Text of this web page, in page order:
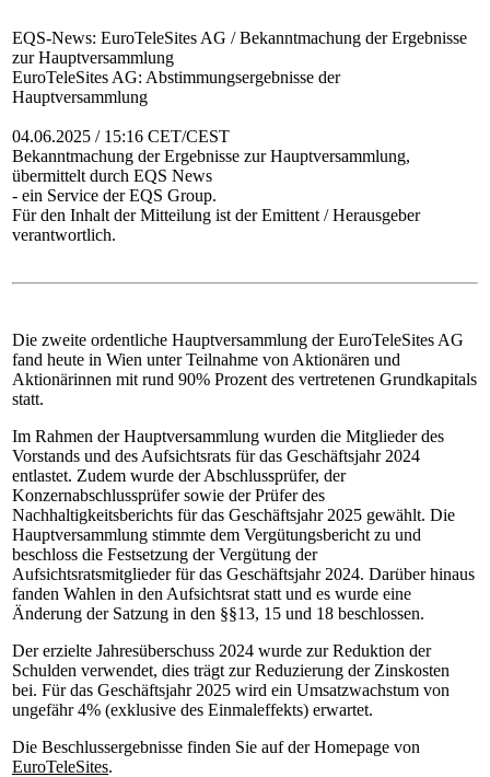
EQS-News: EuroTeleSites AG / Bekanntmachung der Ergebnisse
zur Hauptversammlung
EuroTeleSites AG: Abstimmungsergebnisse der
Hauptversammlung
04.06.2025 / 15:16 CET/CEST
Bekanntmachung der Ergebnisse zur Hauptversammlung,
übermittelt durch EQS News
- ein Service der EQS Group.
Für den Inhalt der Mitteilung ist der Emittent / Herausgeber
verantwortlich.
Die zweite ordentliche Hauptversammlung der EuroTeleSites AG
fand heute in Wien unter Teilnahme von Aktionären und
Aktionärinnen mit rund 90% Prozent des vertretenen Grundkapitals
statt.
Im Rahmen der Hauptversammlung wurden die Mitglieder des
Vorstands und des Aufsichtsrats für das Geschäftsjahr 2024
entlastet. Zudem wurde der Abschlussprüfer, der
Konzernabschlussprüfer sowie der Prüfer des
Nachhaltigkeitsberichts für das Geschäftsjahr 2025 gewählt. Die
Hauptversammlung stimmte dem Vergütungsbericht zu und
beschloss die Festsetzung der Vergütung der
Aufsichtsratsmitglieder für das Geschäftsjahr 2024. Darüber hinaus
fanden Wahlen in den Aufsichtsrat statt und es wurde eine
Änderung der Satzung in den §§13, 15 und 18 beschlossen.
Der erzielte Jahresüberschuss 2024 wurde zur Reduktion der
Schulden verwendet, dies trägt zur Reduzierung der Zinskosten
bei. Für das Geschäftsjahr 2025 wird ein Umsatzwachstum von
ungefähr 4% (exklusive des Einmaleffekts) erwartet.
Die Beschlussergebnisse finden Sie auf der Homepage von
EuroTeleSites.